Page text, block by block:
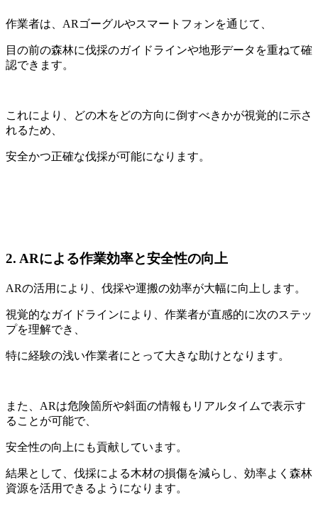
作業者は、ARゴーグルやスマートフォンを通じて、
目の前の森林に伐採のガイドラインや地形データを重ねて確
認できます。
これにより、どの木をどの方向に倒すべきかが視覚的に示さ
れるため、
安全かつ正確な伐採が可能になります。
2. ARによる作業効率と安全性の向上
ARの活用により、伐採や運搬の効率が大幅に向上します。
視覚的なガイドラインにより、作業者が直感的に次のステッ
プを理解でき、
特に経験の浅い作業者にとって大きな助けとなります。
また、ARは危険箇所や斜面の情報もリアルタイムで表示す
ることが可能で、
安全性の向上にも貢献しています。
結果として、伐採による木材の損傷を減らし、効率よく森林
資源を活用できるようになります。